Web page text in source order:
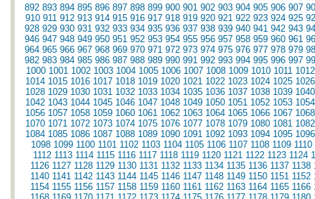
892 893 894 895 896 897 898 899 900 901 902 903 904 905 906 907
910 911 912 913 914 915 916 917 918 919 920 921 922 923 924 925
928 929 930 931 932 933 934 935 936 937 938 939 940 941 942 943
946 947 948 949 950 951 952 953 954 955 956 957 958 959 960 961
964 965 966 967 968 969 970 971 972 973 974 975 976 977 978 979
982 983 984 985 986 987 988 989 990 991 992 993 994 995 996 997
1000 1001 1002 1003 1004 1005 1006 1007 1008 1009 1010 1011 1012
1014 1015 1016 1017 1018 1019 1020 1021 1022 1023 1024 1025 1026
1028 1029 1030 1031 1032 1033 1034 1035 1036 1037 1038 1039 1040
1042 1043 1044 1045 1046 1047 1048 1049 1050 1051 1052 1053 1054
1056 1057 1058 1059 1060 1061 1062 1063 1064 1065 1066 1067 1068
1070 1071 1072 1073 1074 1075 1076 1077 1078 1079 1080 1081 1082
1084 1085 1086 1087 1088 1089 1090 1091 1092 1093 1094 1095 1096
1098 1099 1100 1101 1102 1103 1104 1105 1106 1107 1108 1109 1110
1112 1113 1114 1115 1116 1117 1118 1119 1120 1121 1122 1123 1124
1126 1127 1128 1129 1130 1131 1132 1133 1134 1135 1136 1137 1138
1140 1141 1142 1143 1144 1145 1146 1147 1148 1149 1150 1151 1152
1154 1155 1156 1157 1158 1159 1160 1161 1162 1163 1164 1165 1166